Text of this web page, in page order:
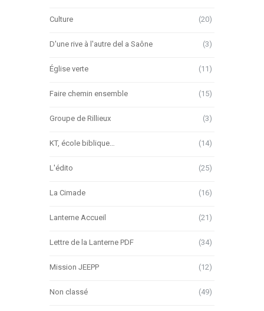
Culture (20)
D'une rive à l'autre del a Saône (3)
Église verte (11)
Faire chemin ensemble (15)
Groupe de Rillieux (3)
KT, école biblique… (14)
L'édito (25)
La Cimade (16)
Lanterne Accueil (21)
Lettre de la Lanterne PDF (34)
Mission JEEPP (12)
Non classé (49)